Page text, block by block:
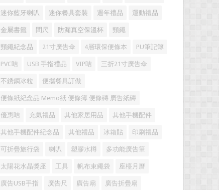
迷你藍牙喇叭 迷你餐具套裝 週年禮品 運動禮品
金屬書籤 間尺 防漏真空保溫杯 頸繩
頸繩紀念品 21寸廣告傘 4層環保便條本 PU筆記簿
PVC咭 USB 手指禮品 VIP咭 三折21寸廣告傘
不銹鋼冰粒 便攜餐具訂做
便條紙紀念品 Memo紙 便條簿 便條磚 廣告紙磚
優惠咭 充氣禮品 其他家居用品 其他手機配件
其他手機配件紀念品 其他禮品 冰箱貼 印刷禮品
可折疊旅行袋 喇叭 塑膠水樽 多功能廣告筆
太陽花水晶獎座 工具 帆布束繩袋 座檯月曆
廣告USB手指 廣告尺 廣告扇 廣告折疊扇